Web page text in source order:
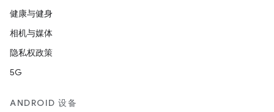
健康与健身
相机与媒体
隐私权政策
5G
ANDROID 设备